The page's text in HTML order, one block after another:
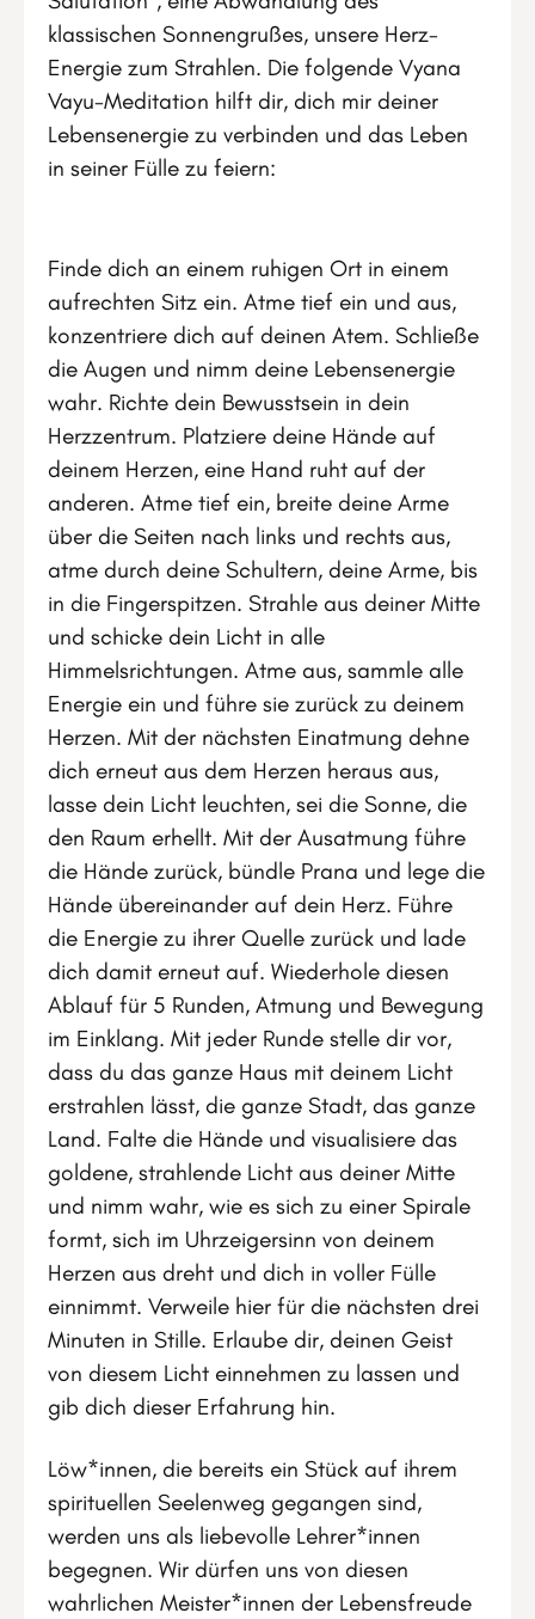
klassischen Sonnengrußes, unsere Herz-
Energie zum Strahlen. Die folgende Vyana
Vayu-Meditation hilft dir, dich mir deiner
Lebensenergie zu verbinden und das Leben
in seiner Fülle zu feiern:
Finde dich an einem ruhigen Ort in einem
aufrechten Sitz ein. Atme tief ein und aus,
konzentriere dich auf deinen Atem. Schließe
die Augen und nimm deine Lebensenergie
wahr. Richte dein Bewusstsein in dein
Herzzentrum. Platziere deine Hände auf
deinem Herzen, eine Hand ruht auf der
anderen. Atme tief ein, breite deine Arme
über die Seiten nach links und rechts aus,
atme durch deine Schultern, deine Arme, bis
in die Fingerspitzen. Strahle aus deiner Mitte
und schicke dein Licht in alle
Himmelsrichtungen. Atme aus, sammle alle
Energie ein und führe sie zurück zu deinem
Herzen. Mit der nächsten Einatmung dehne
dich erneut aus dem Herzen heraus aus,
lasse dein Licht leuchten, sei die Sonne, die
den Raum erhellt. Mit der Ausatmung führe
die Hände zurück, bündle Prana und lege die
Hände übereinander auf dein Herz. Führe
die Energie zu ihrer Quelle zurück und lade
dich damit erneut auf. Wiederhole diesen
Ablauf für 5 Runden, Atmung und Bewegung
im Einklang. Mit jeder Runde stelle dir vor,
dass du das ganze Haus mit deinem Licht
erstrahlen lässt, die ganze Stadt, das ganze
Land. Falte die Hände und visualisiere das
goldene, strahlende Licht aus deiner Mitte
und nimm wahr, wie es sich zu einer Spirale
formt, sich im Uhrzeigersinn von deinem
Herzen aus dreht und dich in voller Fülle
einnimmt. Verweile hier für die nächsten drei
Minuten in Stille. Erlaube dir, deinen Geist
von diesem Licht einnehmen zu lassen und
gib dich dieser Erfahrung hin.
Löw*innen, die bereits ein Stück auf ihrem
spirituellen Seelenweg gegangen sind,
werden uns als liebevolle Lehrer*innen
begegnen. Wir dürfen uns von diesen
wahrlichen Meister*innen der Lebensfreude